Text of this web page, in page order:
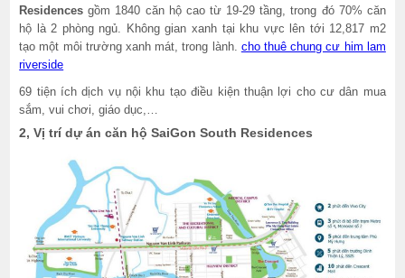
Residences gồm 1840 căn hộ cao từ 19-29 tầng, trong đó 70% căn
hộ là 2 phòng ngủ. Không gian xanh tại khu vực lên tới 12,817 m2
tạo một môi trường xanh mát, trong lành. cho thuê chung cư him lam
riverside
69 tiện ích dịch vụ nội khu tạo điều kiện thuận lợi cho cư dân mua
sắm, vui chơi, giáo dục,…
2, Vị trí dự án căn hộ SaiGon South Residences